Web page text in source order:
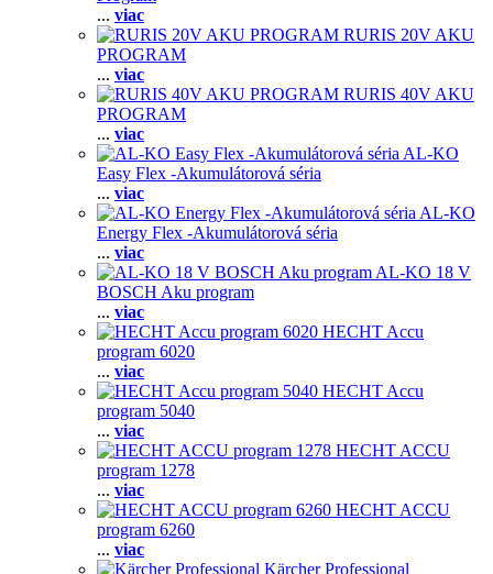
... viac
RURIS 20V AKU
PROGRAM
... viac
RURIS 40V AKU
PROGRAM
... viac
AL-KO
Easy Flex -Akumulátorová séria
... viac
AL-KO
Energy Flex -Akumulátorová séria
... viac
AL-KO 18 V
BOSCH Aku program
... viac
HECHT Accu
program 6020
... viac
HECHT Accu
program 5040
... viac
HECHT ACCU
program 1278
... viac
HECHT ACCU
program 6260
... viac
Kärcher Professional